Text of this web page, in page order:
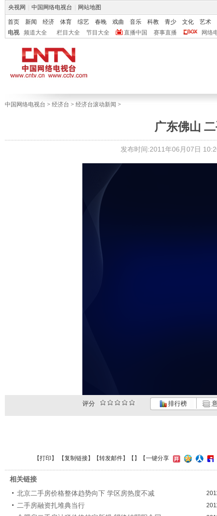
央视网 中国网络电视台 网站地图
首页 新闻 经济 体育 综艺 春晚 戏曲 音乐 科教 青少 文化
艺术
电视
频道大全 栏目大全 节目大全 直播中国 赛事直播 网络
中国网络电视台 > 经济台 > 经济台滚动新闻 >
广东佛山
发布时间:2011年06月07日
评分 排行榜
【打印 】 【复制链接】【转发邮件】【 】 【一键分享
相关链接
北京二手房价格整体趋势向下 学区房热度不减
二手房融资扎堆典当行